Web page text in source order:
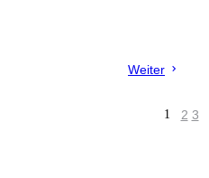
Weiter
1 2 3